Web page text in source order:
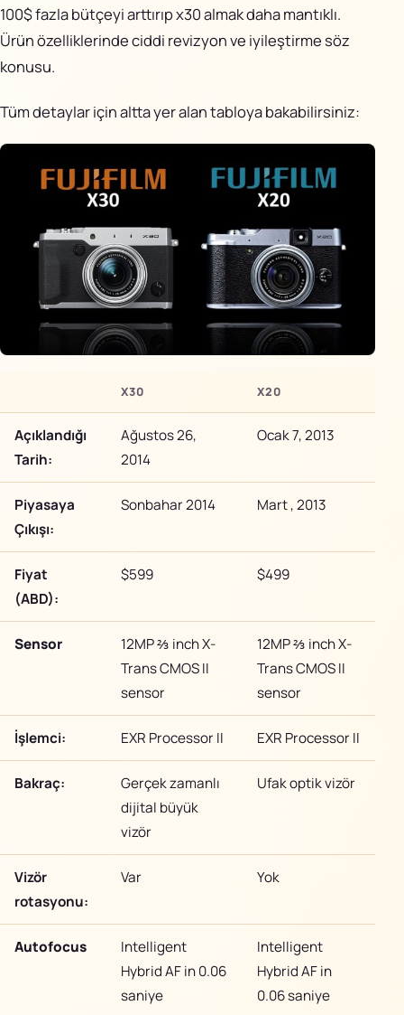
100$ fazla bütçeyi arttırıp x30 almak daha mantıklı.
Ürün özelliklerinde ciddi revizyon ve iyileştirme söz
konusu.
Tüm detaylar için altta yer alan tabloya bakabilirsiniz:
X30 X20
Açıklandığı
Tarih:
Ağustos 26,
2014
Ocak 7, 2013
Piyasaya
Çıkışı:
Sonbahar 2014 Mart , 2013
Fiyat
(ABD):
$599 $499
Sensor
12MP ⅔ inch X-
Trans CMOS II
sensor
12MP ⅔ inch X-
Trans CMOS II
sensor
İşlemci: EXR Processor II EXR Processor II
Bakraç:
Gerçek zamanlı
dijital büyük
vizör
Ufak optik vizör
Vizör
rotasyonu:
Var Yok
Autofocus
Intelligent
Hybrid AF in 0.06
saniye
Intelligent
Hybrid AF in
0.06 saniye